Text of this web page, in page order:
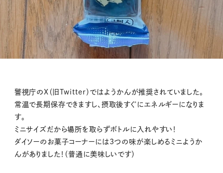
警視庁のX（旧Twitter）ではようかんが推奨されていました。
常温で長期保存できますし、摂取後すぐにエネルギーになりま
す。
ミニサイズだから場所を取らずボトルに入れやすい！
ダイソーのお菓子コーナーには3つの味が楽しめるミニようか
んがありました！（普通に美味しいです）